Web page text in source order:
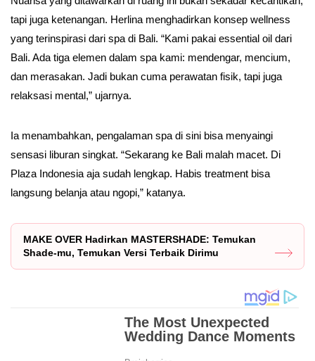
tapi juga ketenangan. Herlina menghadirkan konsep wellness
yang terinspirasi dari spa di Bali. “Kami pakai essential oil dari
Bali. Ada tiga elemen dalam spa kami: mendengar, mencium,
dan merasakan. Jadi bukan cuma perawatan fisik, tapi juga
relaksasi mental,” ujarnya.
Ia menambahkan, pengalaman spa di sini bisa menyaingi
sensasi liburan singkat. “Sekarang ke Bali malah macet. Di
Plaza Indonesia aja sudah lengkap. Habis treatment bisa
langsung belanja atau ngopi,” katanya.
MAKE OVER Hadirkan MASTERSHADE: Temukan
Shade-mu, Temukan Versi Terbaik Dirimu